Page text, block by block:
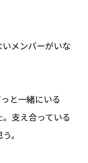
メンバーがいな
と一緒にいる
支え合っている
。